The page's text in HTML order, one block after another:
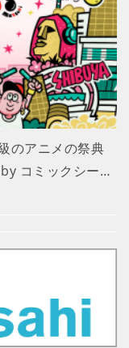
のアニメの祭典
コミックシー…